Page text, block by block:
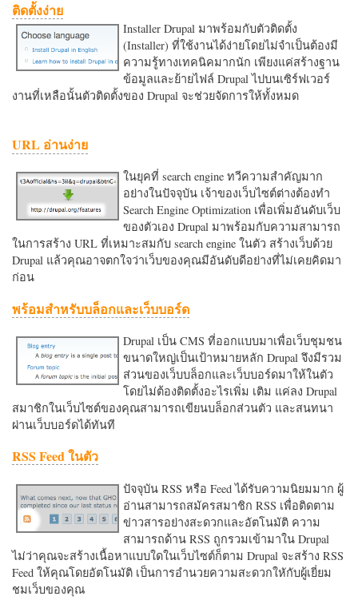
ติดตั้งง่าย
Installer Drupal มาพร้อมกับตัวติดตั้ง
(Installer) ที่ใช้งานได้ง่ายโดยไม่จำเป็นต้องมี
ความรู้ทางเทคนิคมากนัก เพียงแค่สร้างฐาน
ข้อมูลและย้ายไฟล์ Drupal ไปบนเซิร์ฟเวอร์
งานที่เหลือนั้นตัวติดตั้งของ Drupal จะช่วยจัดการให้ทั้งหมด
URL อ่านง่าย
ในยุคที่ search engine ทวีความสำคัญมาก
อย่างในปัจจุบัน เจ้าของเว็บไซต์ต่างต้องทำ
Search Engine Optimization เพื่อเพิ่มอันดับเว็บ
ของตัวเอง Drupal มาพร้อมกับความสามารถ
ในการสร้าง URL ที่เหมาะสมกับ search engine ในตัว สร้างเว็บด้วย
Drupal แล้วคุณอาจตกใจว่าเว็บของคุณมีอันดับดีอย่างที่ไม่เคยคิดมา
ก่อน
พร้อมสำหรับบล็อกและเว็บบอร์ด
Drupal เป็น CMS ที่ออกแบบมาเพื่อเว็บชุมชน
ขนาดใหญ่เป็นเป้าหมายหลัก Drupal จึงมีรวม
ส่วนของเว็บบล็อกและเว็บบอร์ดมาให้ในตัว
โดยไม่ต้องติดตั้งอะไรเพิ่ม เติม แค่ลง Drupal
สมาชิกในเว็บไซต์ของคุณสามารถเขียนบล็อกส่วนตัว และสนทนา
ผ่านเว็บบอร์ดได้ทันที
RSS Feed ในตัว
ปัจจุบัน RSS หรือ Feed ได้รับความนิยมมาก ผู้
อ่านสามารถสมัครสมาชิก RSS เพื่อติดตาม
ข่าวสารอย่างสะดวกและอัตโนมัติ ความ
สามารถด้าน RSS ถูกรวมเข้ามาใน Drupal
ไม่ว่าคุณจะสร้างเนื้อหาแบบใดในเว็บไซต์ก็ตาม Drupal จะสร้าง RSS
Feed ให้คุณโดยอัตโนมัติ เป็นการอำนวยความสะดวกใหักับผู้เยี่ยม
ชมเว็บของคุณ